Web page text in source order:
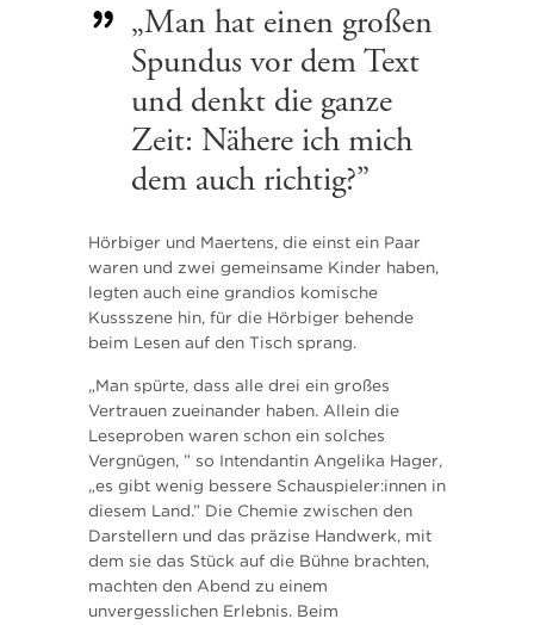
„Man hat einen großen
Spundus vor dem Text
und denkt die ganze
Zeit: Nähere ich mich
dem auch richtig?”
Hörbiger und Maertens, die einst ein Paar
waren und zwei gemeinsame Kinder haben,
legten auch eine grandios komische
Kussszene hin, für die Hörbiger behende
beim Lesen auf den Tisch sprang.
„Man spürte, dass alle drei ein großes
Vertrauen zueinander haben. Allein die
Leseproben waren schon ein solches
Vergnügen, ” so Intendantin Angelika Hager,
„es gibt wenig bessere Schauspieler:innen in
diesem Land.” Die Chemie zwischen den
Darstellern und das präzise Handwerk, mit
dem sie das Stück auf die Bühne brachten,
machten den Abend zu einem
unvergesslichen Erlebnis. Beim